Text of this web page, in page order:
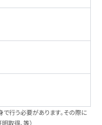
行う必要があります。その際に
取得、等）